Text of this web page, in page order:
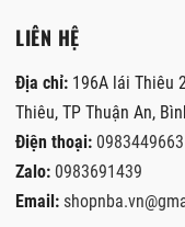
LIÊN HỆ
Địa chỉ: 196A lái Thiêu
Thiêu, TP Thuận An,
Điện thoại: 0983449663
Zalo: 0983691439
Email: